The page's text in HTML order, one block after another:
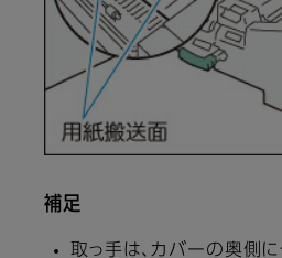
補足
取っ手は、カバーの奥側に